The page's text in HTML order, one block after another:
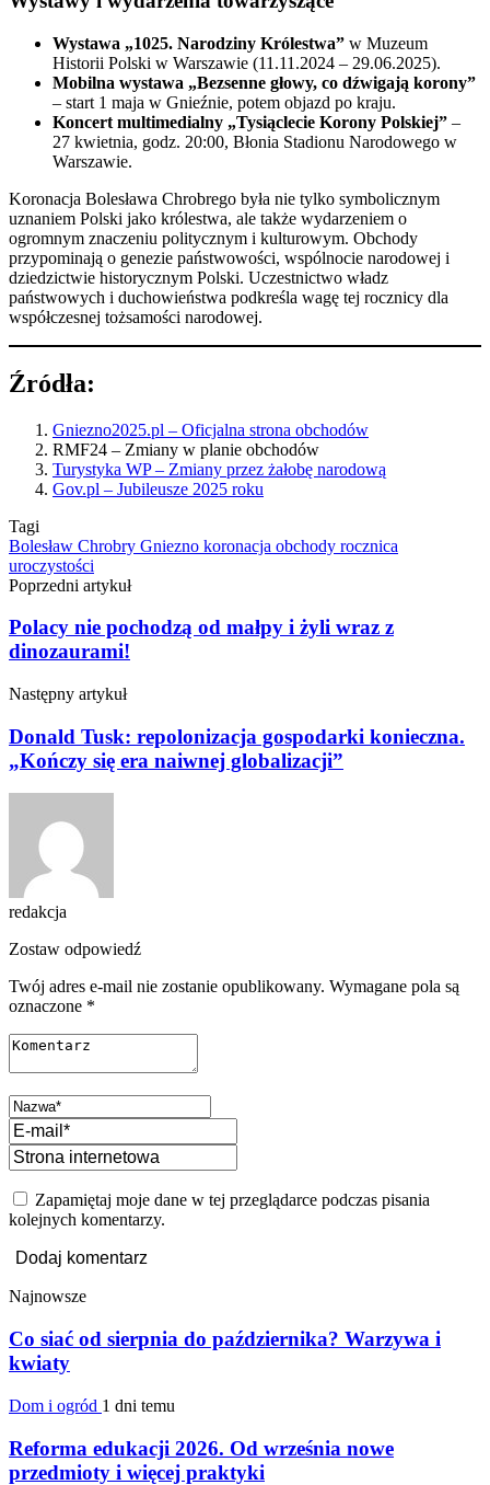
Wystawa „1025. Narodziny Królestwa” w Muzeum
Historii Polski w Warszawie (11.11.2024 – 29.06.2025).
Mobilna wystawa „Bezsenne głowy, co dźwigają korony”
– start 1 maja w Gnieźnie, potem objazd po kraju.
Koncert multimedialny „Tysiąclecie Korony Polskiej” –
27 kwietnia, godz. 20:00, Błonia Stadionu Narodowego w
Warszawie.
Koronacja Bolesława Chrobrego była nie tylko symbolicznym
uznaniem Polski jako królestwa, ale także wydarzeniem o
ogromnym znaczeniu politycznym i kulturowym. Obchody
przypominają o genezie państwowości, wspólnocie narodowej i
dziedzictwie historycznym Polski. Uczestnictwo władz
państwowych i duchowieństwa podkreśla wagę tej rocznicy dla
współczesnej tożsamości narodowej.
Źródła:
Gniezno2025.pl – Oficjalna strona obchodów
RMF24 – Zmiany w planie obchodów
Turystyka WP – Zmiany przez żałobę narodową
Gov.pl – Jubileusze 2025 roku
Tagi
Bolesław Chrobry Gniezno koronacja obchody rocznica
uroczystości
Poprzedni artykuł
Polacy nie pochodzą od małpy i żyli wraz z
dinozaurami!
Następny artykuł
Donald Tusk: repolonizacja gospodarki konieczna.
„Kończy się era naiwnej globalizacji”
redakcja
Zostaw odpowiedź
Twój adres e-mail nie zostanie opublikowany. Wymagane pola są
oznaczone *
Zapamiętaj moje dane w tej przeglądarce podczas pisania
kolejnych komentarzy.
Najnowsze
Co siać od sierpnia do października? Warzywa i
kwiaty
Dom i ogród 1 dni temu
Reforma edukacji 2026. Od września nowe
przedmioty i więcej praktyki